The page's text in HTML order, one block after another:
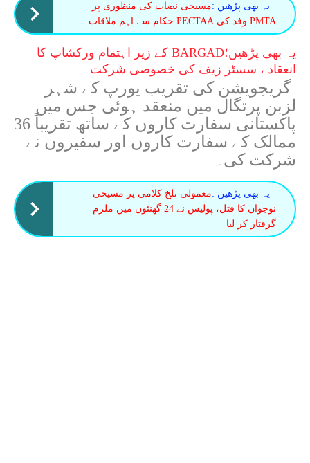
یہ بھی پڑھیں :مسیحی نصاب کی منظوری پر
PMTA وفد کی PECTAA حکام سے اہم ملاقات
یہ بھی پڑھیں؛
BARGAD کے زیر اہتمام ورکشاپ کا
انعقاد ، سسٹر زیف کی خصوصی شرکت
گریجویشن کی تقریب یورپ کے شہر
لزبن پرتگال میں منعقد ہوئی جس میں
پاکستانی سفارت کاروں کے ساتھ تقریباً 36
ممالک کے سفارت کاروں اور سفیروں نے
شرکت کی۔
یہ بھی پڑھیں :معمولی تلخ کلامی پر مسیحی
نوجوان کا قتل، پولیس نے 24 گھنٹوں میں ملزم
گرفتار کر لیا